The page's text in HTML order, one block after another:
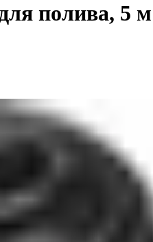
полива, 5 м